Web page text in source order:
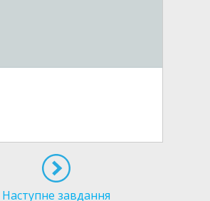
Наступне завдання